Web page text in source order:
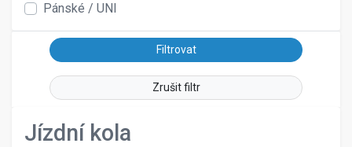
Pánské / UNI
Zrušit filtr
Jízdní kola